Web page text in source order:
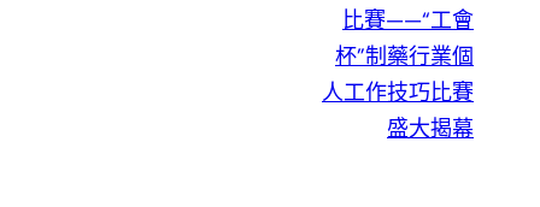
比賽——“工會
杯”制藥行業個
人工作技巧比賽
盛大揭幕